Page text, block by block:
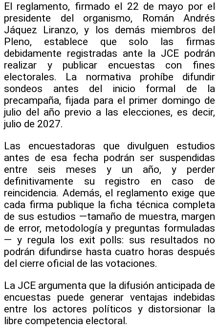
El reglamento, firmado el 22 de mayo por el
presidente del organismo, Román Andrés
Jáquez Liranzo, y los demás miembros del
Pleno, establece que solo las firmas
debidamente registradas ante la JCE podrán
realizar y publicar encuestas con fines
electorales. La normativa prohíbe difundir
sondeos antes del inicio formal de la
precampaña, fijada para el primer domingo de
julio del año previo a las elecciones, es decir,
julio de 2027.
Las encuestadoras que divulguen estudios
antes de esa fecha podrán ser suspendidas
entre seis meses y un año, y perder
definitivamente su registro en caso de
reincidencia. Además, el reglamento exige que
cada firma publique la ficha técnica completa
de sus estudios —tamaño de muestra, margen
de error, metodología y preguntas formuladas
— y regula los exit polls: sus resultados no
podrán difundirse hasta cuatro horas después
del cierre oficial de las votaciones.
La JCE argumenta que la difusión anticipada de
encuestas puede generar ventajas indebidas
entre los actores políticos y distorsionar la
libre competencia electoral.